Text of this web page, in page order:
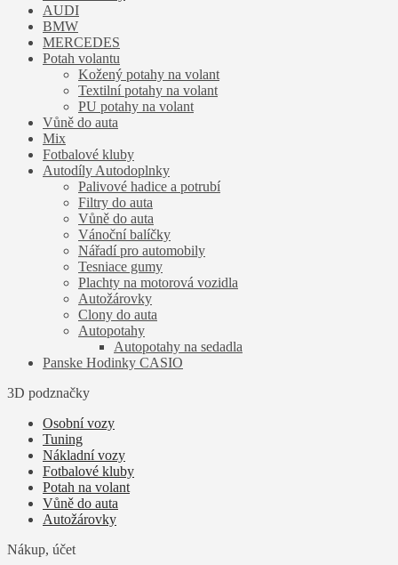
AUDI
BMW
MERCEDES
Potah volantu
Kožený potahy na volant
Textilní potahy na volant
PU potahy na volant
Vůně do auta
Mix
Fotbalové kluby
Autodíly Autodoplnky
Palivové hadice a potrubí
Filtry do auta
Vůně do auta
Vánoční balíčky
Nářadí pro automobily
Tesniace gumy
Plachty na motorová vozidla
Autožárovky
Clony do auta
Autopotahy
Autopotahy na sedadla
Panske Hodinky CASIO
3D podznačky
Osobní vozy
Tuning
Nákladní vozy
Fotbalové kluby
Potah na volant
Vůně do auta
Autožárovky
Nákup, účet